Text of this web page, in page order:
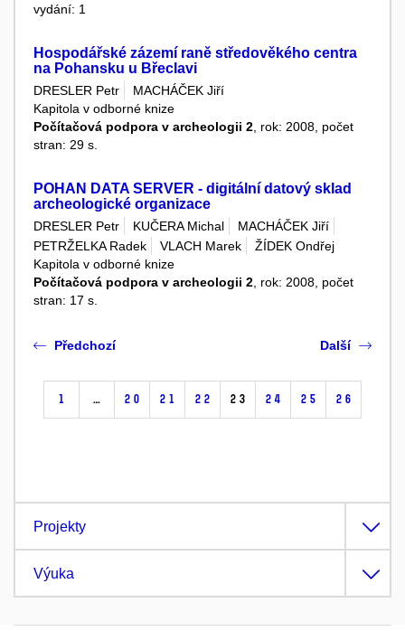
vydání: 1
Hospodářské zázemí raně středověkého centra
na Pohansku u Břeclavi
DRESLER Petr
MACHÁČEK Jiří
Kapitola v odborné knize
Počítačová podpora v archeologii 2 , rok: 2008, počet
stran: 29 s.
POHAN DATA SERVER - digitální datový sklad
archeologické organizace
DRESLER Petr KUČERA Michal
MACHÁČEK Jiří
PETRŽELKA Radek
VLACH Marek
ŽÍDEK Ondřej
Kapitola v odborné knize
Počítačová podpora v archeologii 2 , rok: 2008, počet
stran: 17 s.
Předchozí
1 … 20 21 22 23 24 25 26
Další
Projekty
Výuka